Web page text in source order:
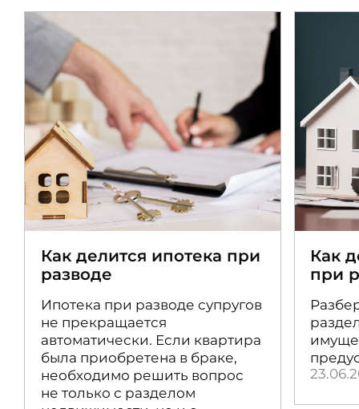
Как делится ипотека при
разводе
Ипотека при разводе супругов
не прекращается
автоматически. Если квартира
была приобретена в браке,
необходимо решить вопрос
не только с разделом
Как
при